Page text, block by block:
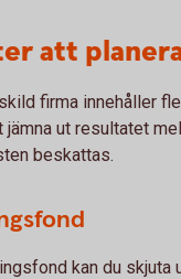
att
firma innehåller
jämna ut resultatet
beskattas.
kan du skjuta